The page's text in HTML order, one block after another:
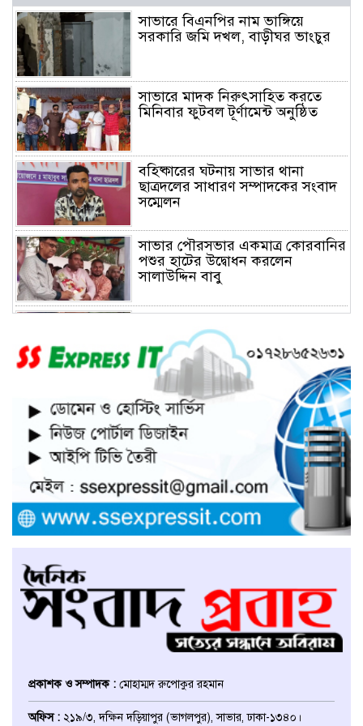
সাভারে বিএনপির নাম ভাঙ্গিয়ে
সরকারি জমি দখল, বাড়ীঘর ভাংচুর
সাভারে মাদক নিরুৎসাহিত করতে
মিনিবার ফুটবল টূর্ণামেন্ট অনুষ্ঠিত
বহিষ্কারের ঘটনায় সাভার থানা
ছাত্রদলের সাধারণ সম্পাদকের সংবাদ
সম্মেলন
সাভার পৌরসভার একমাত্র কোরবানির
পশুর হাটের উদ্বোধন করলেন
সালাউদ্দিন বাবু
প্রতিষ্ঠানে হামলা চালিয়ে তালা ঝুলিয়ে
দিয়েছে সন্ত্রাসীরা
সাভারে নারী উদ্যোক্তার খামার ভাংচুর,
৫ লাখ টাকার ক্ষয়ক্ষতি
উভয়পক্ষের সমঝোতায় ধর্মঘট
প্রত্যাহার করায় সাভারের মুরগীর
বাজার স্বাভাবিক
আলমগীর হোসেন
আশুলিয়ায় চাঁদার টাকা হালাল করতে
পুলিশ কর্মকর্তাকে ফাঁসানোর অভিযোগ
ঢাকা জেলা উত্তর ছাত্রদলের সহ-
প্রকাশক ও সম্পাদক : মোহাম্মদ রুপোকুর রহমান
অফিস : ২১৯/৩, দক্ষিন দড়িয়াপুর (ভাগলপুর), সাভার, ঢাকা-১৩৪০।